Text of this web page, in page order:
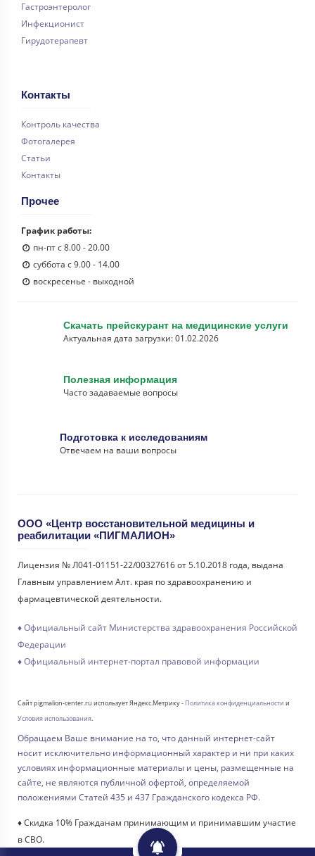
Гастроэнтеролог
Инфекционист
Гирудотерапевт
Контакты
Контроль качества
Фотогалерея
Статьи
Контакты
Прочее
График работы:
пн-пт с 8.00 - 20.00
суббота с 9.00 - 14.00
воскресенье - выходной
Скачать прейскурант на медицинские услуги
Актуальная дата загрузки: 01.02.2026
Полезная информация
Часто задаваемые вопросы
Подготовка к исследованиям
Отвечаем на ваши вопросы
ООО «Центр восстановительной медицины и
реабилитации «ПИГМАЛИОН»
Лицензия № Л041-01151-22/00327616 от 5.10.2018 года, выдана
Главным управлением Алт. края по здравоохранению и
фармацевтической деятельности.
♦ Официальный сайт Министерства здравоохранения Российской
Федерации
♦ Официальный интернет-портал правовой информации
Сайт pigmalion-center.ru использует Яндекс.Метрику - Политика конфиденциальности и
Условия использования.
Обращаем Ваше внимание на то, что данный интернет-сайт
носит исключительно информационный характер и ни при каких
условиях информационные материалы и цены, размещенные на
сайте, не являются публичной офертой, определяемой
положениями Статей 435 и 437 Гражданского кодекса РФ.
♦ Скидка 10% Гражданам принимающим и принимавшим участие
в СВО.